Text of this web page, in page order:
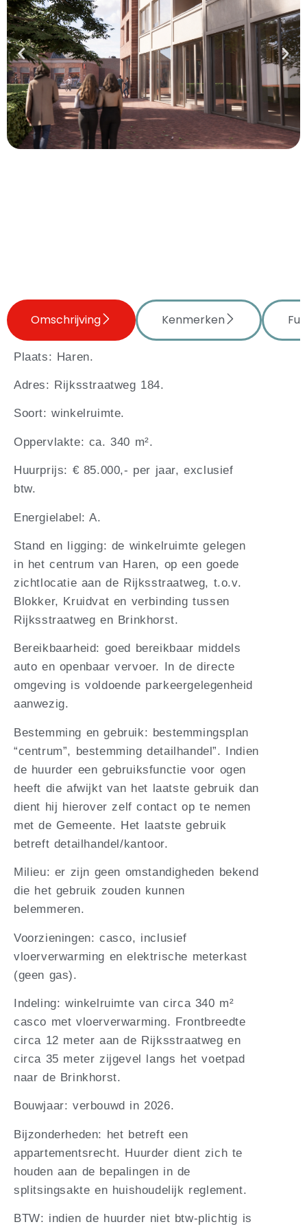
Omschrijving Kenmerken
Plaats: Haren.
Adres: Rijksstraatweg 184.
Soort: winkelruimte.
Oppervlakte: ca. 340 m².
Huurprijs: € 85.000,- per jaar, exclusief
btw.
Energielabel: A.
Stand en ligging: de winkelruimte gelegen
in het centrum van Haren, op een goede
zichtlocatie aan de Rijksstraatweg, t.o.v.
Blokker, Kruidvat en verbinding tussen
Rijksstraatweg en Brinkhorst.
Bereikbaarheid: goed bereikbaar middels
auto en openbaar vervoer. In de directe
omgeving is voldoende parkeergelegenheid
aanwezig.
Bestemming en gebruik: bestemmingsplan
“centrum”, bestemming detailhandel”. Indien
de huurder een gebruiksfunctie voor ogen
heeft die afwijkt van het laatste gebruik dan
dient hij hierover zelf contact op te nemen
met de Gemeente. Het laatste gebruik
betreft detailhandel/kantoor.
Milieu: er zijn geen omstandigheden bekend
die het gebruik zouden kunnen
belemmeren.
Voorzieningen: casco, inclusief
vloerverwarming en elektrische meterkast
(geen gas).
Indeling: winkelruimte van circa 340 m²
casco met vloerverwarming. Frontbreedte
circa 12 meter aan de Rijksstraatweg en
circa 35 meter zijgevel langs het voetpad
naar de Brinkhorst.
Bouwjaar: verbouwd in 2026.
Bijzonderheden: het betreft een
appartementsrecht. Huurder dient zich te
houden aan de bepalingen in de
splitsingsakte en huishoudelijk reglement.
BTW: indien de huurder niet btw-plichtig is